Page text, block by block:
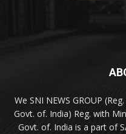
We SNI NEWS GROUP
Govt. of. India) Reg. with
Govt. of. India is a part of